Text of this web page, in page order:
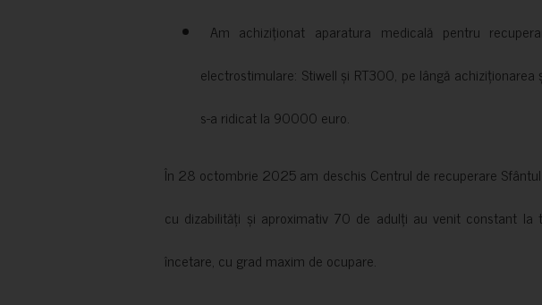
Am achiziționat aparatura medicală pentru
electrostimulare: Stiwell și RT300, pe lângă
s-a ridicat la 90000 euro.
În 28 octombrie 2025 am deschis Centrul de recuperare
cu dizabilități și aproximativ 70 de adulți au venit constant la
încetare, cu grad maxim de ocupare.